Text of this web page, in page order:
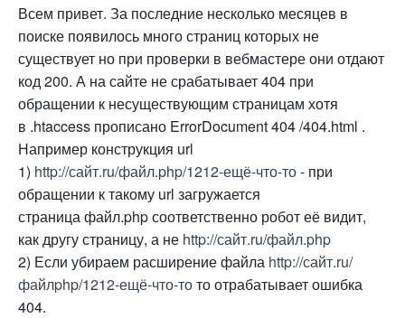
Всем привет. За последние несколько месяцев в
поиске появилось много страниц которых не
существует но при проверки в вебмастере они отдают
код 200. А на сайте не срабатывает 404 при
обращении к несуществующим страницам хотя
в .htaccess прописано ErrorDocument 404 /404.html .
Например конструкция url
1) http://сайт.ru/файл.php/1212-ещё-что-то- при
обращении к такому url загружается
страница файл.php соответственно робот её видит,
как другу страницу, а не http://сайт.ru/файл.php
2) Если убираем расширение файла http://сайт.ru/
файлphp/1212-ещё-что-тото отрабатывает ошибка
404.